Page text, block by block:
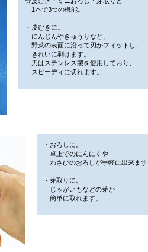
1本で3つの機能。
・皮むきに。
にんじんやきゅうりなど、
野菜の表面に沿って刃がフィットし、
きれいに剥けます。
刃はステンレス製を使用しており、
スピーディに切れます。
・おろしに。
卓上でのにんにくや
わさびのおろしが手軽に出来ま
・芽取りに。
じゃがいもなどの芽が
簡単に取れます。